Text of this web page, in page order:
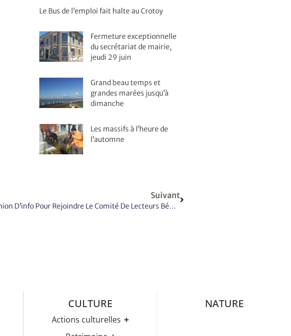
Le Bus de l’emploi fait halte au Crotoy
Fermeture exceptionnelle
du secrétariat de mairie,
jeudi 29 juin
Grand beau temps et
grandes marées jusqu’à
dimanche
Les massifs à l’heure de
l’automne
Suivant
Vendredi 5 Septembre : Réunion D’info Pour Rejoindre Le Comité De Lecteurs Bénévoles De « Livres En Baie »
CULTURE
Actions culturelles
Médiathèque
NATURE